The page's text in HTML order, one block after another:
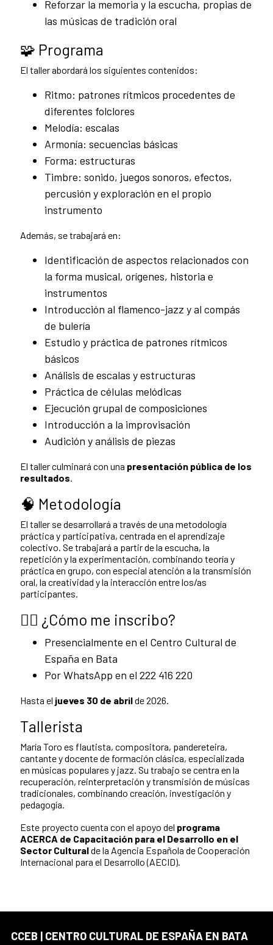
Reforzar la memoria y la escucha, propias de
las músicas de tradición oral
🧩 Programa
El taller abordará los siguientes contenidos:
Ritmo: patrones rítmicos procedentes de
diferentes folclores
Melodía: escalas
Armonía: secuencias básicas
Forma: estructuras
Timbre: sonido, juegos sonoros, efectos,
percusión y exploración en el propio
instrumento
Además, se trabajará en:
Identificación de aspectos relacionados con
la forma musical, orígenes, historia e
instrumentos
Introducción al flamenco-jazz y al compás
de bulería
Estudio y práctica de patrones rítmicos
básicos
Análisis de escalas y estructuras
Práctica de células melódicas
Ejecución grupal de composiciones
Introducción a la improvisación
Audición y análisis de piezas
El taller culminará con una presentación pública de los
resultados.
🧠 Metodología
El taller se desarrollará a través de una metodología
práctica y participativa, centrada en el aprendizaje
colectivo. Se trabajará a partir de la escucha, la
repetición y la experimentación, combinando teoría y
práctica en grupo, con especial atención a la transmisión
oral, la creatividad y la interacción entre los/as
participantes.
✍🏿 ¿Cómo me inscribo?
Presencialmente en el Centro Cultural de
España en Bata
Por WhatsApp en el 222 416 220
Hasta el jueves 30 de abrilde 2026.
Tallerista
María Toro es flautista, compositora, pandereteira,
cantante y docente de formación clásica, especializada
en músicas populares y jazz. Su trabajo se centra en la
recuperación, reinterpretación y transmisión de músicas
tradicionales, combinando creación, investigación y
pedagogía.
Este proyecto cuenta con el apoyo del programa
ACERCA de Capacitación para el Desarrollo en el
Sector Culturalde la Agencia Española de Cooperación
Internacional para el Desarrollo (AECID).
CCEB | CENTRO CULTURAL DE ESPAÑA EN BATA